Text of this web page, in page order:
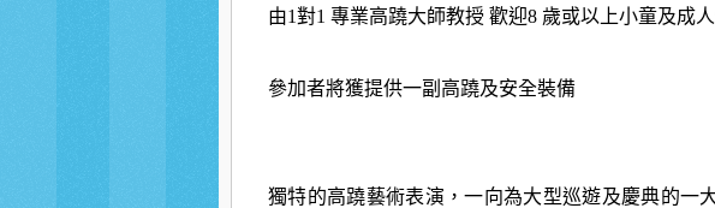
由1對1 專業高蹺大師教授 歡迎8 歲或以上小童及成
參加者將獲提供一副高蹺及安全裝備
獨特的高蹺藝術表演，一向為大型巡遊及慶典的一